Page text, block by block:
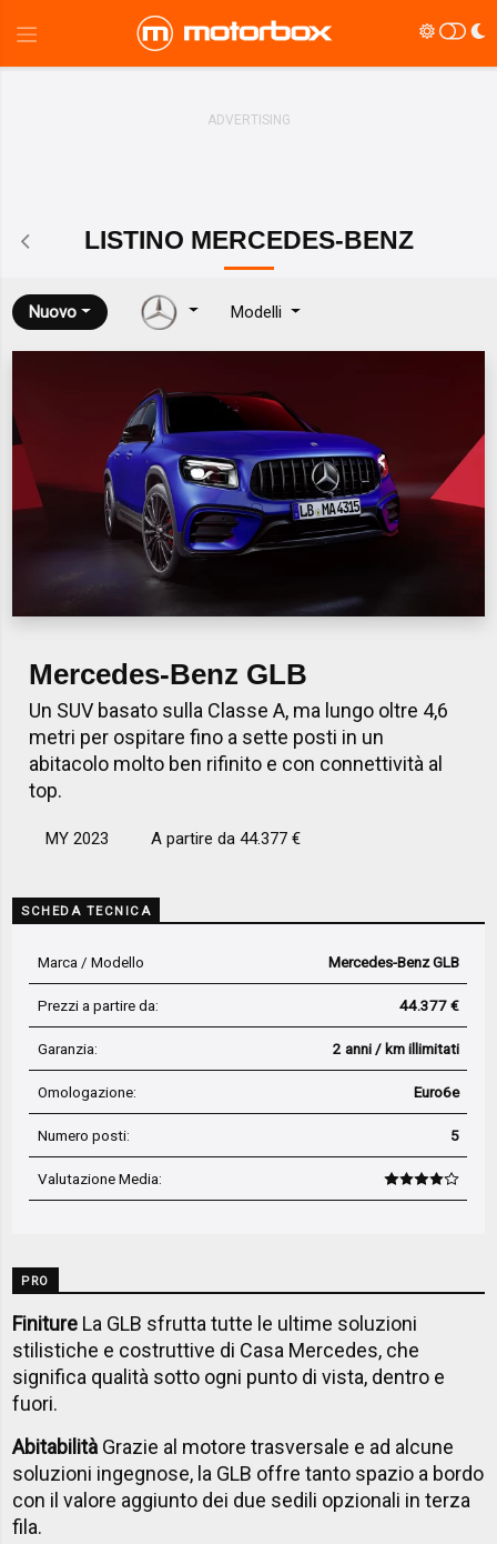
LISTINO MERCEDES-BENZ
Nuovo Modelli
Mercedes-Benz GLB
Un SUV basato sulla Classe A, ma lungo oltre 4,6
metri per ospitare fino a sette posti in un
abitacolo molto ben rifinito e con connettività al
top.
MY 2023 A partire da 44.377 €
SCHEDA TECNICA
Marca / Modello Mercedes-Benz GLB
Prezzi a partire da: 44.377 €
Garanzia: 2 anni / km illimitati
Omologazione: Euro6e
Numero posti: 5
Valutazione Media:
PRO
Finiture La GLB sfrutta tutte le ultime soluzioni
stilistiche e costruttive di Casa Mercedes, che
significa qualità sotto ogni punto di vista, dentro e
fuori.
Abitabilità Grazie al motore trasversale e ad alcune
soluzioni ingegnose, la GLB offre tanto spazio a bordo
con il valore aggiunto dei due sedili opzionali in terza
fila.